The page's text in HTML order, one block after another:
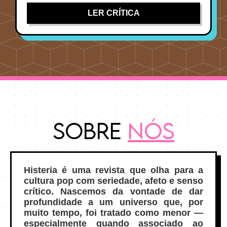
LER CRÍTICA
SobreNós
Histeria é uma revista que olha para a
cultura pop com seriedade, afeto e senso
crítico. Nascemos da vontade de dar
profundidade a um universo que, por
muito tempo, foi tratado como menor —
especialmente quando associado ao